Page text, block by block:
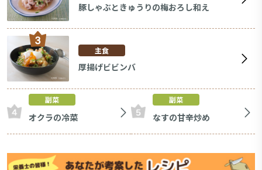
豚しゃぶときゅうりの梅おろし和え
主食
厚揚げビビンバ
副菜
オクラの冷菜
副菜
なすの甘辛炒め